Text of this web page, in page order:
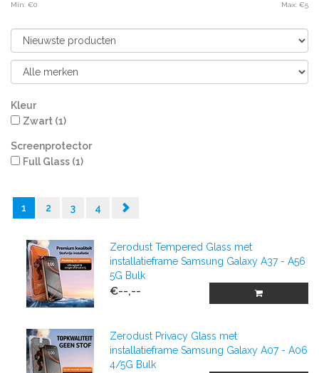
Min: €0 Max: €5
Kleur
Zwart (1)
Screenprotector
Full Glass (1)
1 2 3 4
Zerodust Tempered Glass met
installatieframe Samsung Galaxy A37 - A56
5G Bulk
€--,--
Zerodust Privacy Glass met
installatieframe Samsung Galaxy A07 - A06
4/5G Bulk